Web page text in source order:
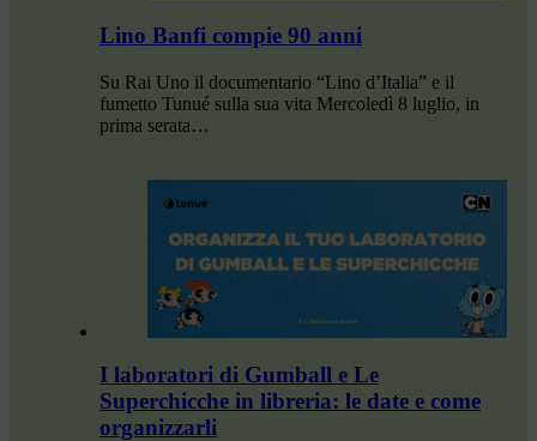
Lino Banfi compie 90 anni
Su Rai Uno il documentario “Lino d’Italia” e il
fumetto Tunué sulla sua vita Mercoledì 8 luglio, in
prima serata…
I laboratori di Gumball e Le
Superchicche in libreria: le date e come
organizzarli